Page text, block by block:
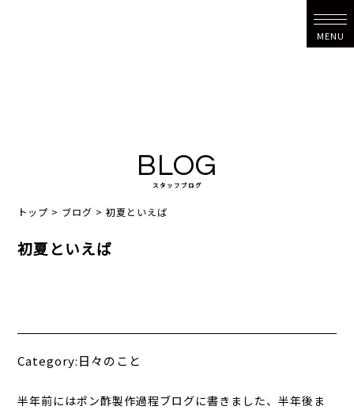
MENU
BLOG
スタッフブログ
トップ > ブログ >初夏といえば
初夏といえば
Category:日々のこと
半年前にはポン酢製作過程ブログに書きました、半年後ま